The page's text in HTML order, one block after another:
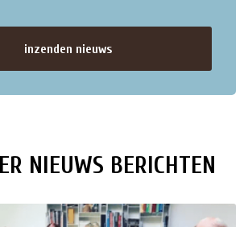
inzenden nieuws
NIEUWS BERICHTEN